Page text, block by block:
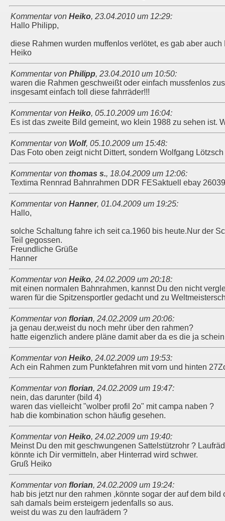
Kommentar von Heiko, 23.04.2010 um 12:29:
Hallo Philipp,
diese Rahmen wurden muffenlos verlötet, es gab aber auch
Heiko
Kommentar von Philipp, 23.04.2010 um 10:50:
waren die Rahmen geschweißt oder einfach mussfenlos
insgesamt einfach toll diese fahrräder!!!
Kommentar von Heiko, 05.10.2009 um 16:04:
Es ist das zweite Bild gemeint, wo klein 1988 zu sehen ist.
Kommentar von Wolf, 05.10.2009 um 15:48:
Das Foto oben zeigt nicht Dittert, sondern Wolfgang
Kommentar von thomas s., 18.04.2009 um 12:06:
Textima Rennrad Bahnrahmen DDR FESaktuell ebay
Kommentar von Hanner, 01.04.2009 um 19:25:
Hallo,
solche Schaltung fahre ich seit ca.1960 bis heute.Nur der
Teil gegossen.
Freundliche Grüße
Hanner
Kommentar von Heiko, 24.02.2009 um 20:18:
mit einen normalen Bahnrahmen, kannst Du den nicht
waren für die Spitzensportler gedacht und zu
Kommentar von florian, 24.02.2009 um 20:06:
ja genau der,weist du noch mehr über den rahmen?
hatte eigenzlich andere pläne damit aber da es die ja
Kommentar von Heiko, 24.02.2009 um 19:53:
Ach ein Rahmen zum Punktefahren mit vorn und hinten
Kommentar von florian, 24.02.2009 um 19:47:
nein, das darunter (bild 4)
waren das vielleicht "wolber profil 2o" mit campa naben ?
hab die kombination schon häufig gesehen.
Kommentar von Heiko, 24.02.2009 um 19:40:
Meinst Du den mit geschwungenen Sattelstützrohr ?
könnte ich Dir vermitteln, aber Hinterrad wird schwer.
Gruß Heiko
Kommentar von florian, 24.02.2009 um 19:24:
hab bis jetzt nur den rahmen ,könnte sogar der auf dem bild
sah damals beim ersteigern jedenfalls so aus.
weist du was zu den laufrädern ?